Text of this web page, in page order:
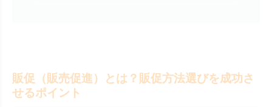
販促（販売促進）とは？販促方法選びを成功さ
せるポイント